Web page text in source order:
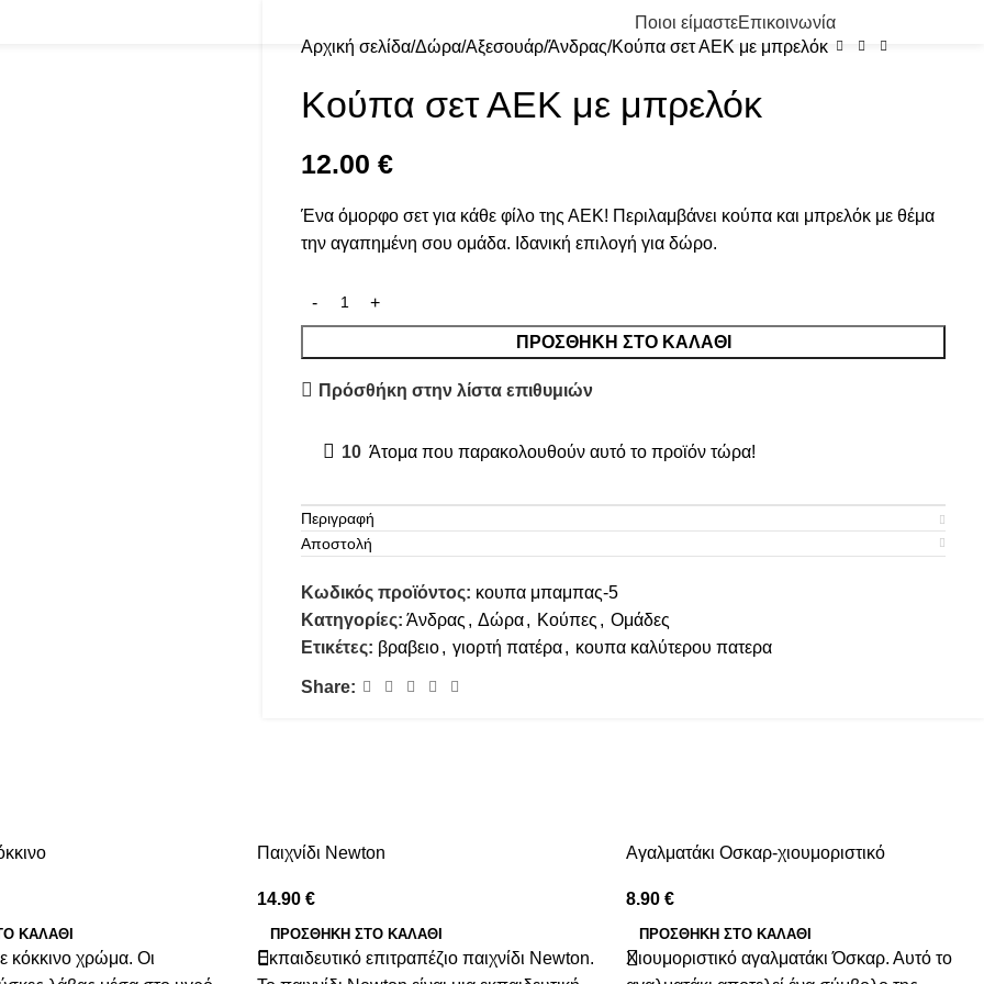
Ποιοι είμαστεΕπικοινωνία
Αρχική σελίδα Δώρα Αξεσουάρ Άνδρας Κούπα σετ ΑΕΚ με μπρελόκ
Κούπα σετ ΑΕΚ με μπρελόκ
12.00 €
Ένα όμορφο σετ για κάθε φίλο της ΑΕΚ! Περιλαμβάνει κούπα και μπρελόκ με θέμα
την αγαπημένη σου ομάδα. Ιδανική επιλογή για δώρο.
ΠΡΟΣΘΉΚΗ ΣΤΟ ΚΑΛΆΘΙ
Πρόσθήκη στην λίστα επιθυμιών
10 Άτομα που παρακολουθούν αυτό το προϊόν τώρα!
Περιγραφή
Αποστολή
Κωδικός προϊόντος: κουπα μπαμπας-5
Κατηγορίες: Άνδρας , Δώρα, Κούπες , Ομάδες
Ετικέτες: βραβειο, γιορτή πατέρα, κουπα καλύτερου πατερα
Share:
ΚΑΛΆΘΙ
κόκκινο χρώμα. Οι
Παιχνίδι Newton
14.90 €
ΠΡΟΣΘΉΚΗ ΣΤΟ ΚΑΛΆΘΙ
Εκπαιδευτικό επιτραπέζιο παιχνίδι Newton.
Αγαλματάκι Οσκαρ-χιουμοριστικό
8.90 €
ΠΡΟΣΘΉΚΗ ΣΤΟ ΚΑΛΆΘΙ
Χιουμοριστικό αγαλματάκι Όσκαρ. Αυτό το